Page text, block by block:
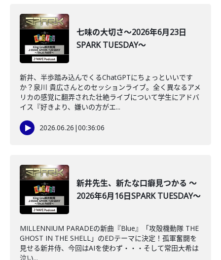
七味の大切さ～2026年6月23日
SPARK TUESDAY～
新井、半歩踏み込んでくるChatGPTにちょっといいです
か？泉川 貴広さんとのセッションライブ。全く異なるアメ
リカの感覚に翻弄された壮絶ライブについて学生にアドバ
イス『好きより、嫌いの方がエ...
2026.06.26 |00:36:06
新井先生、新たな口癖見つかる ～
2026年6月16日SPARK TUESDAY～
MILLENNIUM PARADEの新曲『Blue』「攻殻機動隊 THE
GHOST IN THE SHELL」のEDテーマに決定！孤軍奮闘を
見せる新井侍、今回はAIを使わず・・・そして常田大希は
泣い...